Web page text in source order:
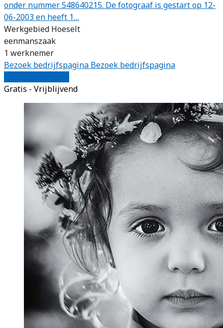
onder nummer 548640215. De fotograaf is gestart op 12-
06-2003 en heeft 1…
Werkgebied Hoeselt
eenmanszaak
1 werknemer
Bezoek bedrijfspagina Bezoek bedrijfspagina
Gratis - Vrijblijvend